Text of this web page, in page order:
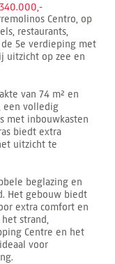
340.000,-
Centro, op
restaurants,
5e verdieping met
uitzicht op zee en
van 74 m² en
een volledig
met inbouwkasten
biedt extra
uitzicht te
beglazing en
Het gebouw biedt
extra comfort en
strand,
Centre en het
voor